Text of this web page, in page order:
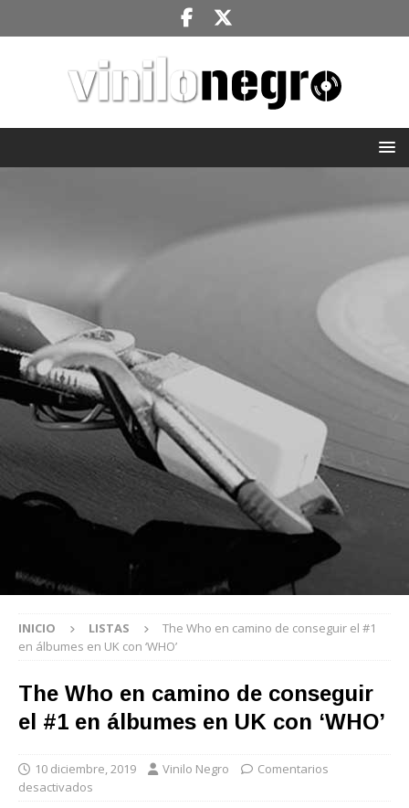
INICIO LISTAS
The Who en camino de conseguir el #1
en álbumes en UK con ‘WHO’
The Who en camino de conseguir
el #1 en álbumes en UK con ‘WHO’
10 diciembre, 2019 Vinilo Negro
Comentarios
desactivados